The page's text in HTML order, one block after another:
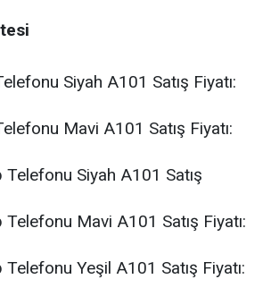
Siyah A101 Satış Fiyatı:
Mavi A101 Satış Fiyatı:
Siyah A101 Satış
Mavi A101 Satış Fiyatı:
Yeşil A101 Satış Fiyatı: